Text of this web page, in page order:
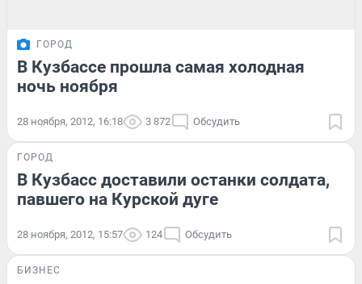
ГОРОД
В Кузбассе прошла самая холодная
ночь ноября
28 ноября, 2012, 16:18 3 872 Обсудить
ГОРОД
В Кузбасс доставили останки солдата,
павшего на Курской дуге
28 ноября, 2012, 15:57 124 Обсудить
БИЗНЕС